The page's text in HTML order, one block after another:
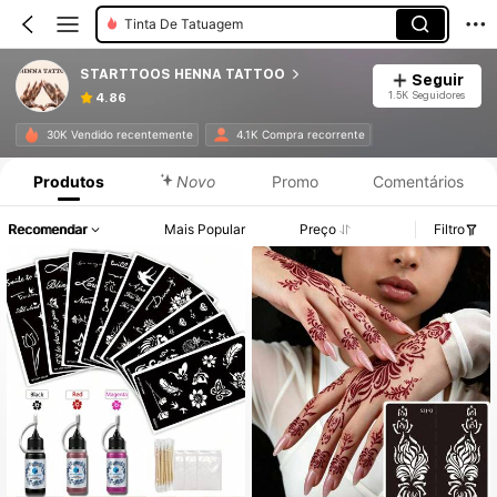
Tinta De Tatuagem
STARTTOOS HENNA TATTOO
4.86
Seguir
1.5K Seguidores
30K Vendido recentemente 4.1K Compra recorrente
Produtos Novo Promo Comentários
Recomendar Mais Popular Preço Filtro